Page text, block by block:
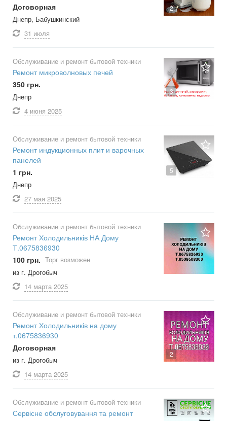
2
Договорная
Днепр, Бабушкинский
31 июля
3
Обслуживание и ремонт бытовой техники
Ремонт микроволновых печей
350 грн.
Днепр
4 июня 2025
5
Обслуживание и ремонт бытовой техники
Ремонт индукционных плит и варочных
панелей
1 грн.
Днепр
27 мая 2025
Обслуживание и ремонт бытовой техники
Ремонт Холодильників НА Дому
Т.0675836930
100 грн. Торг возможен
из г. Дрогобыч
14 марта 2025
2
Обслуживание и ремонт бытовой техники
Ремонт Холодильників на дому
т.0675836930
Договорная
из г. Дрогобыч
14 марта 2025
Обслуживание и ремонт бытовой техники
Сервісне обслуговування та ремонт